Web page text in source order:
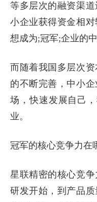
等多层次的融资渠
小企业获得资金相
想成为;冠军;企业的
而随着我国多层次
的不断完善，中小
场，快速发展自己
业。
冠军的核心竞争力在
星联精密的核心竞
研发开始，到产品